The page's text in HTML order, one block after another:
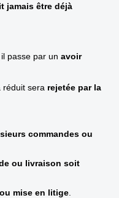
jamais être déjà
passe par un avoir
réduit sera rejetée par la
commandes ou
ou livraison soit
mise en litige